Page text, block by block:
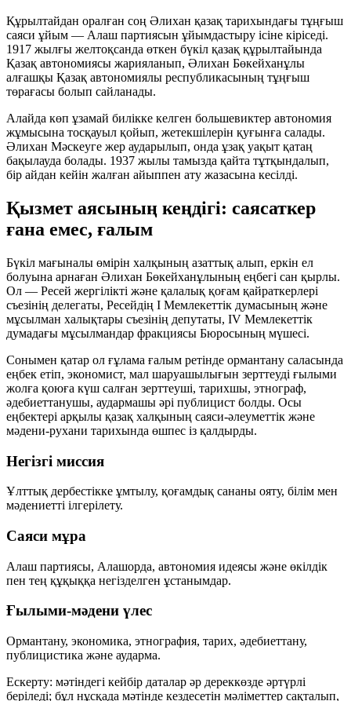
Құрылтайдан оралған соң Әлихан қазақ тарихындағы тұңғыш
саяси ұйым — Алаш партиясын ұйымдастыру ісіне кіріседі.
1917 жылғы желтоқсанда өткен бүкіл қазақ құрылтайында
Қазақ автономиясы жарияланып, Әлихан Бөкейханұлы
алғашқы Қазақ автономиялы республикасының тұңғыш
төрағасы болып сайланады.
Алайда көп ұзамай билікке келген большевиктер автономия
жұмысына тосқауыл қойып, жетекшілерін қуғынға салады.
Әлихан Мәскеуге жер аударылып, онда ұзақ уақыт қатаң
бақылауда болады. 1937 жылы тамызда қайта тұтқындалып,
бір айдан кейін жалған айыппен ату жазасына кесілді.
Қызмет аясының кеңдігі: саясаткер
ғана емес, ғалым
Бүкіл мағыналы өмірін халқының азаттық алып, еркін ел
болуына арнаған Әлихан Бөкейханұлының еңбегі сан қырлы.
Ол — Ресей жергілікті және қалалық қоғам қайраткерлері
съезінің делегаты, Ресейдің I Мемлекеттік думасының және
мұсылман халықтары съезінің депутаты, IV Мемлекеттік
думадағы мұсылмандар фракциясы Бюросының мүшесі.
Сонымен қатар ол ғұлама ғалым ретінде ормантану саласында
еңбек етіп, экономист, мал шаруашылығын зерттеуді ғылыми
жолға қоюға күш салған зерттеуші, тарихшы, этнограф,
әдебиеттанушы, аудармашы әрі публицист болды. Осы
еңбектері арқылы қазақ халқының саяси-әлеуметтік және
мәдени-рухани тарихында өшпес із қалдырды.
Негізгі миссия
Ұлттық дербестікке ұмтылу, қоғамдық сананы ояту, білім мен
мәдениетті ілгерілету.
Саяси мұра
Алаш партиясы, Алашорда, автономия идеясы және өкілдік
пен тең құқыққа негізделген ұстанымдар.
Ғылыми-мәдени үлес
Ормантану, экономика, этнография, тарих, әдебиеттану,
публицистика және аударма.
Ескерту: мәтіндегі кейбір даталар әр дереккөзде әртүрлі
беріледі; бұл нұсқада мәтінде кездесетін мәліметтер сақталып,